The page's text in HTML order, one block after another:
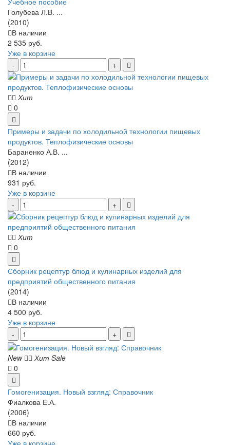
Голубева Л.В. ...
(2010)
В наличии
2 535 руб.
Уже в корзине
Хит
0
Примеры и задачи по холодильной технологии пищевых
продуктов. Теплофизические основы
Бараненко А.В. ...
(2012)
В наличии
931 руб.
Уже в корзине
Хит
0
Сборник рецептур блюд и кулинарных изделий для
предприятий общественного питания
(2014)
В наличии
4 500 руб.
Уже в корзине
New Хит Sale
0
Гомогенизация. Новый взгляд: Справочник
Фиалкова Е.А.
(2006)
В наличии
660 руб.
Уже в корзине